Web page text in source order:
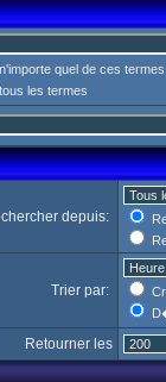
quel de ces termes
les termes
depuis:
Trier par:
Retourner les